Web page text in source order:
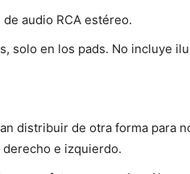
audio RCA estéreo.
solo en los pads. No incluye
distribuir de otra forma para
e izquierdo.